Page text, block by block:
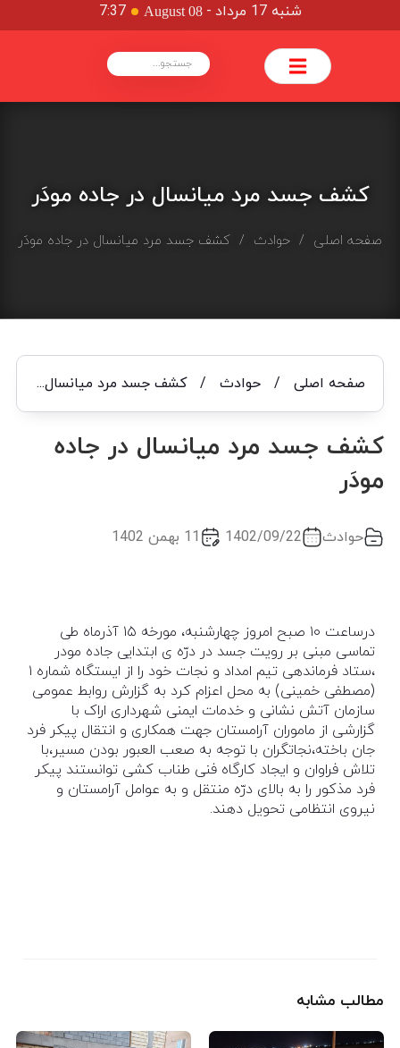
شنبه 17 مرداد -
August 08
7:37
کشف جسد مرد میانسال در جاده مودَر
صفحه اصلی / حوادث / کشف جسد مرد میانسال در جاده مودَر
صفحه اصلی/ حوادث/کشف جسد مرد میانسال در جاده مودَر
کشف جسد مرد میانسال در جاده
مودَر
حوادث 1402/09/22 11 بهمن 1402
درساعت ۱۰ صبح امروز چهارشنبه، مورخه ۱۵ آذرماه طی
تماسی مبنی بر رویت جسد در درّه ی ابتدایی جاده مودر
،ستاد فرماندهی تیم امداد و نجات خود را از ایستگاه شماره ۱
(مصطفی خمینی) به محل اعزام کرد به گزارش روابط عمومی
سازمان آتش نشانی و خدمات ایمنی شهرداری اراک با
گزارشی از ماموران آرامستان جهت همکاری و انتقال پیکر فرد
جان باخته،نجاتگران با توجه به صعب العبور بودن مسیر،با
تلاش فراوان و ایجاد کارگاه فنی طناب کشی توانستند پیکر
فرد مذکور را به بالای درّه منتقل و به عوامل آرامستان و
نیروی انتظامی تحویل دهند.
مطالب مشابه